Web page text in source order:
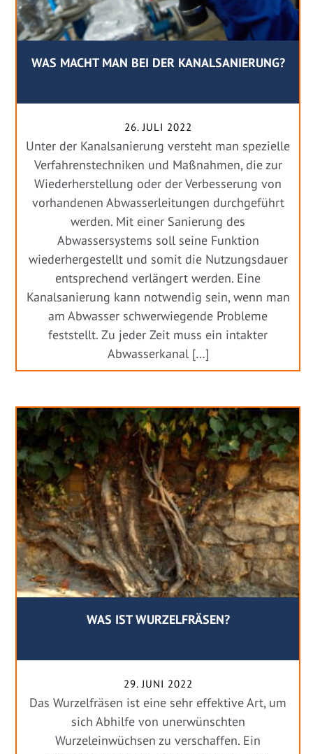
WAS MACHT MAN BEI DER KANALSANIERUNG?
26. JULI 2022
Unter der Kanalsanierung versteht man spezielle
Verfahrenstechniken und Maßnahmen, die zur
Wiederherstellung oder der Verbesserung von
vorhandenen Abwasserleitungen durchgeführt
werden. Mit einer Sanierung des
Abwassersystems soll seine Funktion
wiederhergestellt und somit die Nutzungsdauer
entsprechend verlängert werden. Eine
Kanalsanierung kann notwendig sein, wenn man
am Abwasser schwerwiegende Probleme
feststellt. Zu jeder Zeit muss ein intakter
Abwasserkanal […]
WAS IST WURZELFRÄSEN?
29. JUNI 2022
Das Wurzelfräsen ist eine sehr effektive Art, um
sich Abhilfe von unerwünschten
Wurzeleinwüchsen zu verschaffen. Ein